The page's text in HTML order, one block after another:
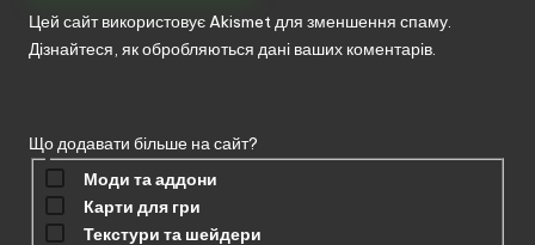
Цей сайт використовує Akismet для зменшення спаму.
Дізнайтеся, як обробляються дані ваших коментарів.
Що додавати більше на сайт?
Моди та аддони
Карти для гри
Текстури та шейдери